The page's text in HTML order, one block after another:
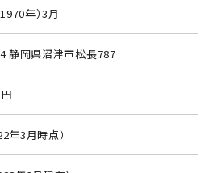
年）3月
静岡県沼津市松長787
年3月時点）